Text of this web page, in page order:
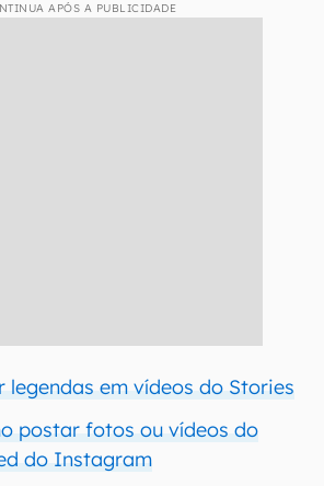
APÓS A PUBLICIDADE
legendas em vídeos do Stories
postar fotos ou vídeos do
do Instagram